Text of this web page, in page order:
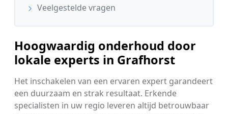
Veelgestelde vragen
Hoogwaardig onderhoud door
lokale experts in Grafhorst
Het inschakelen van een ervaren expert garandeert
een duurzaam en strak resultaat. Erkende
specialisten in uw regio leveren altijd betrouwbaar